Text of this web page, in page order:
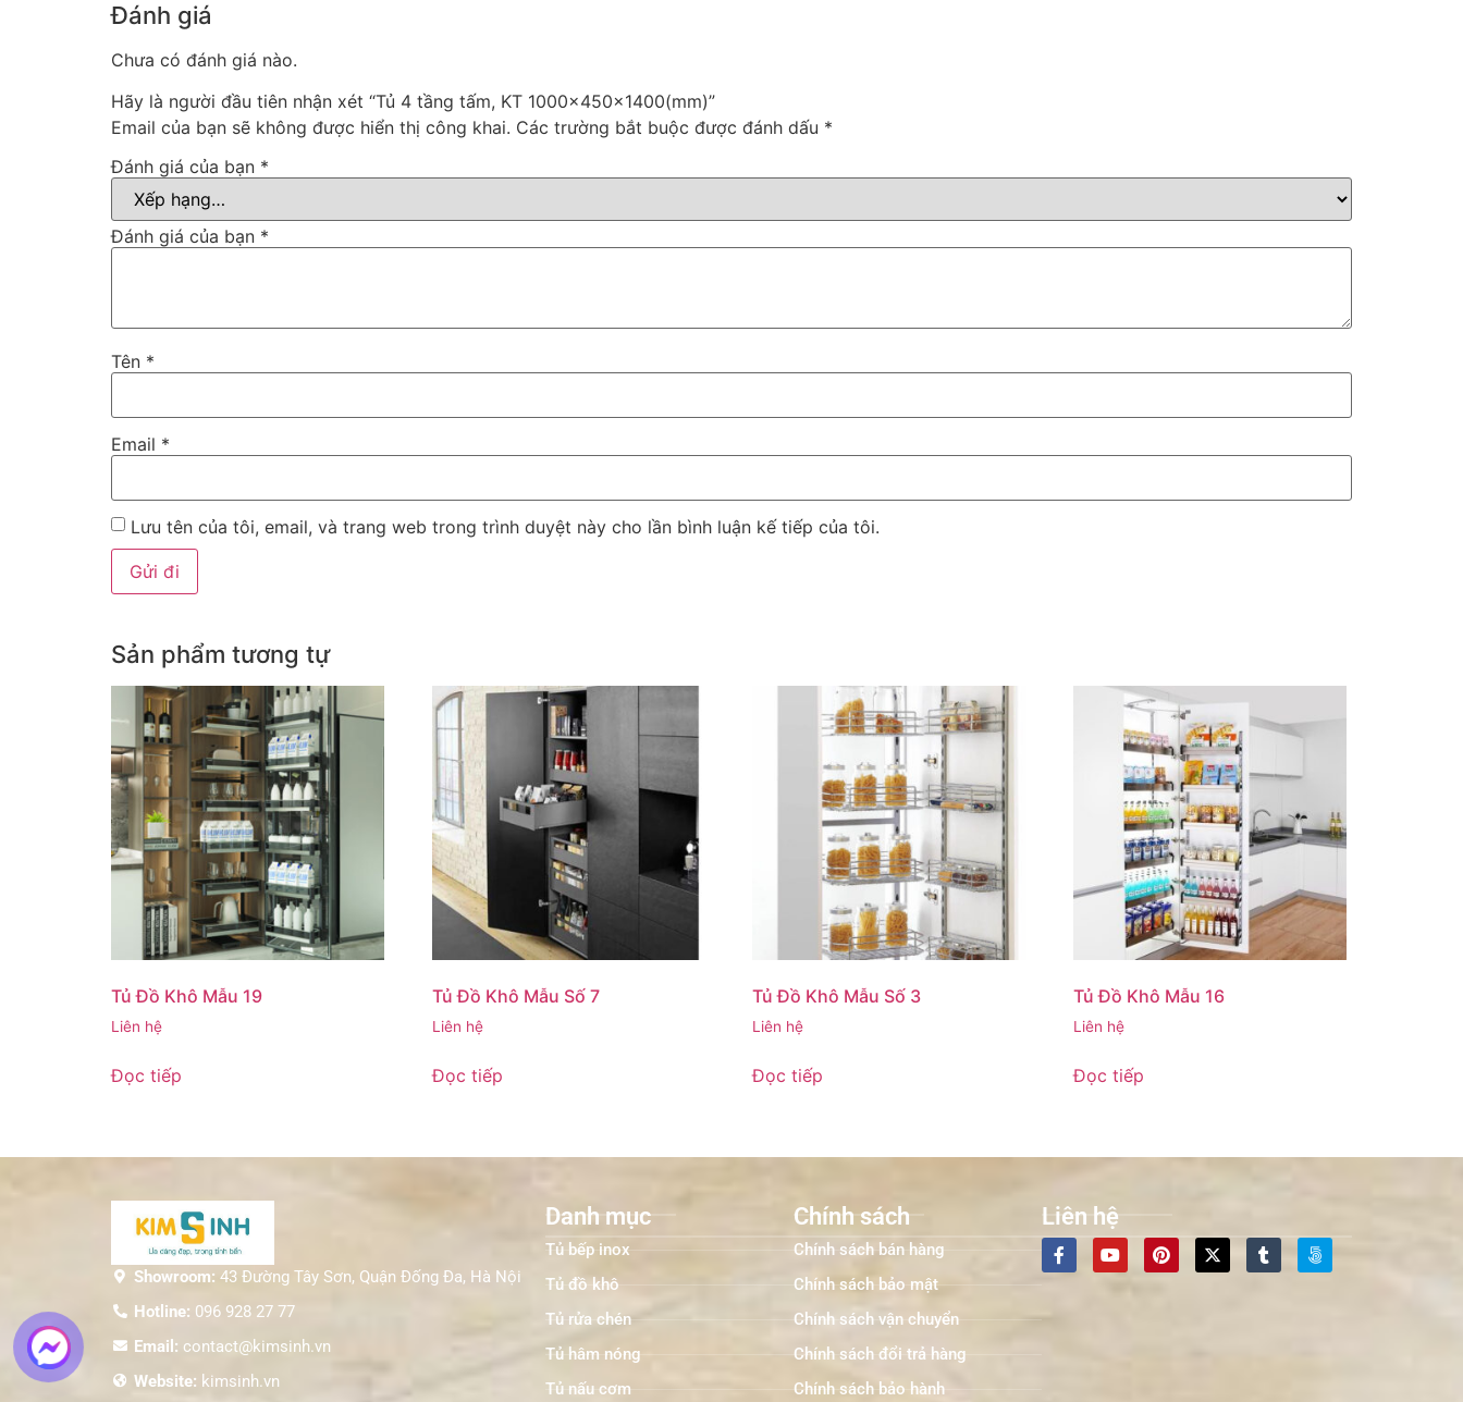
Đánh giá
Chưa có đánh giá nào.
Hãy là người đầu tiên nhận xét “Tủ 4 tầng tấm, KT 1000x450x1400(mm)”
Email của bạn sẽ không được hiển thị công khai. Các trường bắt buộc được đánh dấu *
Đánh giá của bạn *
Đánh giá của bạn *
Tên *
Email *
Lưu tên của tôi, email, và trang web trong trình duyệt này cho lần bình luận kế tiếp của tôi.
Sản phẩm tương tự
Tủ Đồ Khô Mẫu 19
Liên hệ
Đọc tiếp
Tủ Đồ Khô Mẫu Số 7
Liên hệ
Đọc tiếp
Tủ Đồ Khô Mẫu Số 3
Liên hệ
Đọc tiếp
Tủ Đồ Khô Mẫu 16
Liên hệ
Đọc tiếp
Showroom: 43 Đường Tây Sơn, Quận Đống Đa, Hà Nội
Hotline: 096 928 27 77
Email: contact@kimsinh.vn
Website: kimsinh.vn
Danh mục
Tủ bếp inox
Tủ đồ khô
Tủ rửa chén
Tủ hâm nóng
Tủ nấu cơm
Chính sách
Chính sách bán hàng
Chính sách bảo mật
Chính sách vận chuyển
Chính sách đổi trả hàng
Chính sách bảo hành
Liên hệ